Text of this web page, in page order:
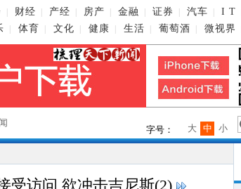
财经 产经 房产 金融 证券 汽车 I T
体育 文化 健康 生活 葡萄酒 微视界
字号： 小
中
大
受访问 欲冲击吉尼斯(2)